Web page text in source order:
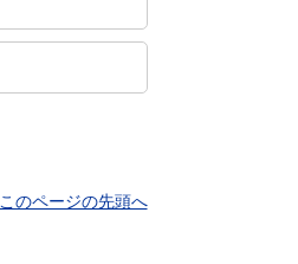
このページの先頭へ